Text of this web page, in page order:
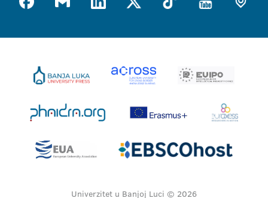
Univerzitet u Banjoj Luci © 2026